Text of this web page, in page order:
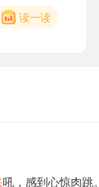
读一读
吼，感到心惊肉跳。